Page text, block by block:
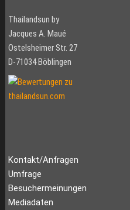
Thailandsun by
Jacques A. Maué
Ostelsheimer Str. 27
D-71034 Böblingen
Kontakt/Anfragen
Umfrage
Besuchermeinungen
Mediadaten